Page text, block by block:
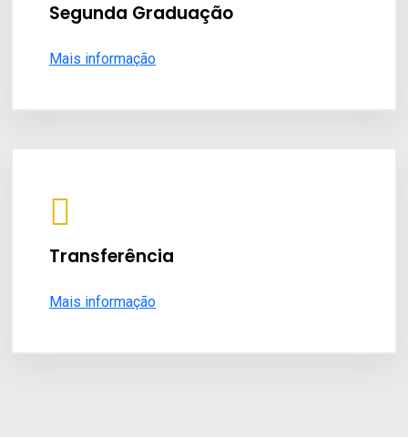
Segunda Graduação
Mais informação
Transferência
Mais informação